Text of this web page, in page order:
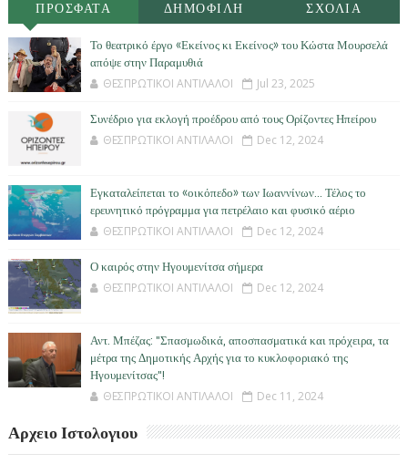
ΠΡΟΣΦΑΤΑ ΔΗΜΟΦΙΛΗ ΣΧΟΛΙΑ
Το θεατρικό έργο «Εκείνος κι Εκείνος» του Κώστα Μουρσελά
απόψε στην Παραμυθιά
ΘΕΣΠΡΩΤΙΚΟΙ ΑΝΤΙΛΑΛΟΙ Jul 23, 2025
Συνέδριο για εκλογή προέδρου από τους Ορίζοντες Ηπείρου
ΘΕΣΠΡΩΤΙΚΟΙ ΑΝΤΙΛΑΛΟΙ Dec 12, 2024
Εγκαταλείπεται το «οικόπεδο» των Ιωαννίνων… Τέλος το
ερευνητικό πρόγραμμα για πετρέλαιο και φυσικό αέριο
ΘΕΣΠΡΩΤΙΚΟΙ ΑΝΤΙΛΑΛΟΙ Dec 12, 2024
Ο καιρός στην Ηγουμενίτσα σήμερα
ΘΕΣΠΡΩΤΙΚΟΙ ΑΝΤΙΛΑΛΟΙ Dec 12, 2024
Αντ. Μπέζας: "Σπασμωδικά, αποσπασματικά και πρόχειρα, τα
μέτρα της Δημοτικής Αρχής για το κυκλοφοριακό της
Ηγουμενίτσας"!
ΘΕΣΠΡΩΤΙΚΟΙ ΑΝΤΙΛΑΛΟΙ Dec 11, 2024
Αρχειο Ιστολογιου